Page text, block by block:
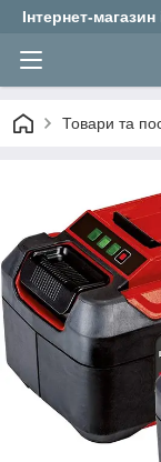
Інтернет-
Товари та